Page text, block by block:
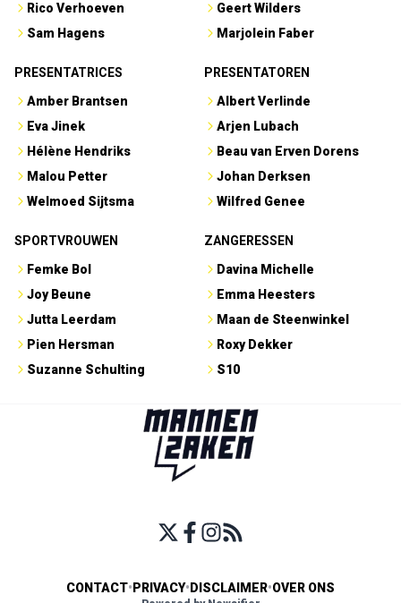
Rico Verhoeven
Sam Hagens
Geert Wilders
Marjolein Faber
PRESENTATRICES
Amber Brantsen
Eva Jinek
Hélène Hendriks
Malou Petter
Welmoed Sijtsma
PRESENTATOREN
Albert Verlinde
Arjen Lubach
Beau van Erven Dorens
Johan Derksen
Wilfred Genee
SPORTVROUWEN
Femke Bol
Joy Beune
Jutta Leerdam
Pien Hersman
Suzanne Schulting
ZANGERESSEN
Davina Michelle
Emma Heesters
Maan de Steenwinkel
Roxy Dekker
S10
CONTACT• PRIVACY• DISCLAIMER•OVER ONS